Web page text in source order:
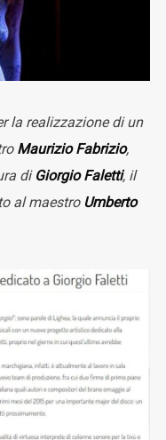
la realizzazione di un
Maurizio Fabrizio,
di Giorgio Faletti, il
al maestro Umberto